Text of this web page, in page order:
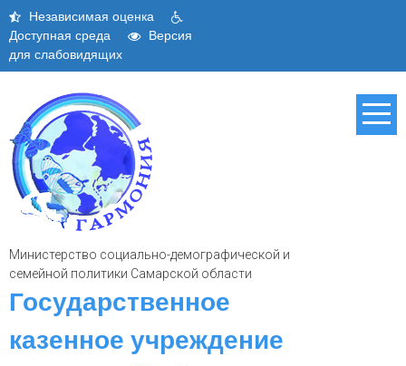
Skip
content
Независимая оценка
Доступная среда
Версия
для слабовидящих
Министерство социально-демографической и
семейной политики Самарской области
Государственное
казенное учреждение